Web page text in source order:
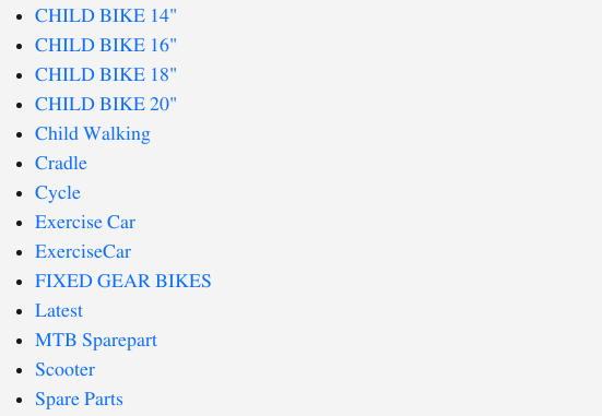
CHILD BIKE 14"
CHILD BIKE 16"
CHILD BIKE 18"
CHILD BIKE 20"
Child Walking
Cradle
Cycle
Exercise Car
ExerciseCar
FIXED GEAR BIKES
Latest
MTB Sparepart
Scooter
Spare Parts